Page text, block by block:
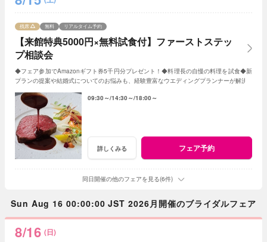
【来館特典5000円×無料試食付】ファーストステッ
プ相談会
残席 無料 リアルタイム予約
◆フェア参加でAmazonギフト券5千円分プレゼント！◆料理長の自慢の料理を試食◆新
プランの提案や結婚式についてのお悩みも、経験豊富なウエディングプランナーが解決
09:30～ 14:30～ 18:00～
詳しくみる フェア予約
同日開催の他のフェアを見る(6件)
Sun Aug 16 00:00:00 JST 2026月開催のブライダルフェア
8/16 (日)